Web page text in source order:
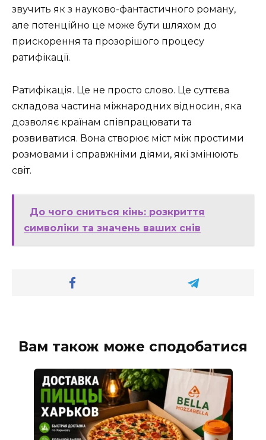
звучить як з науково-фантастичного роману,
але потенційно це може бути шляхом до
прискорення та прозорішого процесу
ратифікації.
Ратифікація. Це не просто слово. Це суттєва
складова частина міжнародних відносин, яка
дозволяє країнам співпрацювати та
розвиватися. Вона створює міст між простими
розмовами і справжніми діями, які змінюють
світ.
До чого сниться кінь: розкриття
символіки та значень ваших снів
Вам також може сподобатися